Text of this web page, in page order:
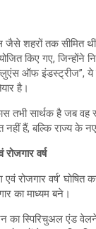
जैसे शहरों तक
किए गए, जिन्होंने
ऑफ इंडस्ट्रीज”, ये
है।
तभी सार्थक है जब वह
हैं, बल्कि राज्य के
वर्ष
एवं रोजगार वर्ष’
का माध्यम बने।
स्पिरिचुअल एंड